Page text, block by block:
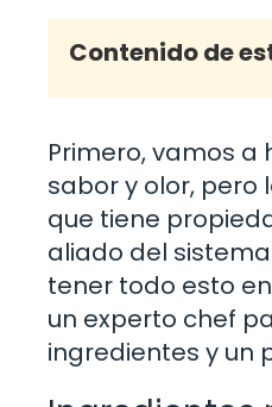
Contenido de
Primero, vamos
sabor y olor, pero
que tiene
aliado del
tener todo esto
un experto chef
ingredientes y un